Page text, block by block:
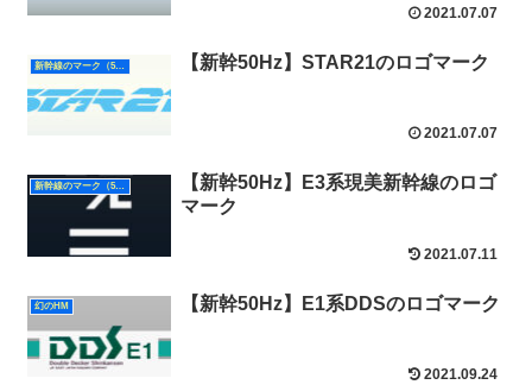
2021.07.07
新幹線のマーク（50Hz） 【新幹50Hz】STAR21のロゴマーク
2021.07.07
新幹線のマーク（50Hz）
【新幹50Hz】E3系現美新幹線のロゴ
マーク
2021.07.11
幻のHM 【新幹50Hz】E1系DDSのロゴマーク
2021.09.24